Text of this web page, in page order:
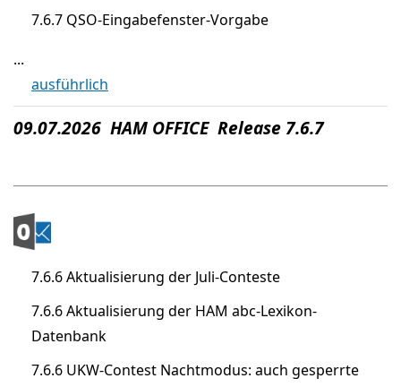
7.6.7 QSO-Eingabefenster-Vorgabe
...
ausführlich
09.07.2026 HAM OFFICE Release 7.6.7
7.6.6 Aktualisierung der Juli-Conteste
7.6.6 Aktualisierung der HAM abc-Lexikon-
Datenbank
7.6.6 UKW-Contest Nachtmodus: auch gesperrte